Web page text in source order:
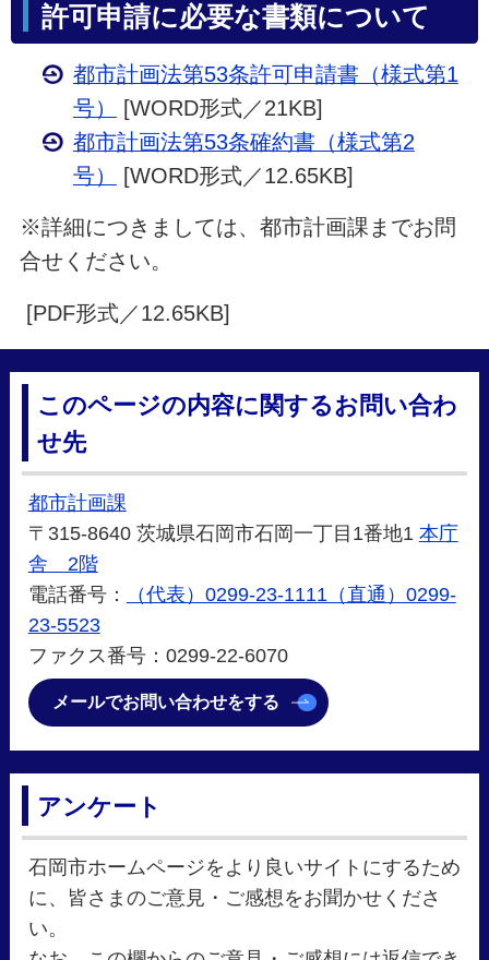
許可申請に必要な書類について
都市計画法第53条許可申請書（様式第1
号）
[WORD形式／21KB]
都市計画法第53条確約書（様式第2
号）
[WORD形式／12.65KB]
※詳細につきましては、都市計画課までお問
合せください。
[PDF形式／12.65KB]
このページの内容に関するお問い合わ
せ先
都市計画課
〒315-8640 茨城県石岡市石岡一丁目1番地1 本庁
舎 2階
電話番号：
（代表）0299-23-1111（直通）0299-
23-5523
ファクス番号：0299-22-6070
メールでお問い合わせをする
アンケート
石岡市ホームページをより良いサイトにするため
に、皆さまのご意見・ご感想をお聞かせくださ
い。